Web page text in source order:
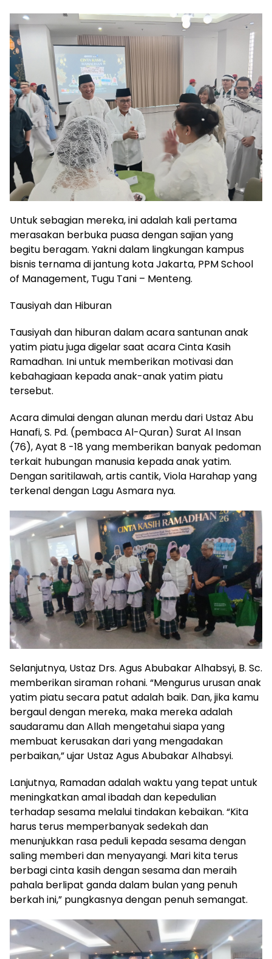
Untuk sebagian mereka, ini adalah kali pertama
merasakan berbuka puasa dengan sajian yang
begitu beragam. Yakni dalam lingkungan kampus
bisnis ternama di jantung kota Jakarta, PPM School
of Management, Tugu Tani – Menteng.
Tausiyah dan Hiburan
Tausiyah dan hiburan dalam acara santunan anak
yatim piatu juga digelar saat acara Cinta Kasih
Ramadhan. Ini untuk memberikan motivasi dan
kebahagiaan kepada anak-anak yatim piatu
tersebut.
Acara dimulai dengan alunan merdu dari Ustaz Abu
Hanafi, S. Pd. (pembaca Al-Quran) Surat Al Insan
(76), Ayat 8 -18 yang memberikan banyak pedoman
terkait hubungan manusia kepada anak yatim.
Dengan saritilawah, artis cantik, Viola Harahap yang
terkenal dengan Lagu Asmara nya.
Selanjutnya, Ustaz Drs. Agus Abubakar Alhabsyi, B. Sc.
memberikan siraman rohani. “Mengurus urusan anak
yatim piatu secara patut adalah baik. Dan, jika kamu
bergaul dengan mereka, maka mereka adalah
saudaramu dan Allah mengetahui siapa yang
membuat kerusakan dari yang mengadakan
perbaikan,” ujar Ustaz Agus Abubakar Alhabsyi.
Lanjutnya, Ramadan adalah waktu yang tepat untuk
meningkatkan amal ibadah dan kepedulian
terhadap sesama melalui tindakan kebaikan. “Kita
harus terus memperbanyak sedekah dan
menunjukkan rasa peduli kepada sesama dengan
saling memberi dan menyayangi. Mari kita terus
berbagi cinta kasih dengan sesama dan meraih
pahala berlipat ganda dalam bulan yang penuh
berkah ini,” pungkasnya dengan penuh semangat.